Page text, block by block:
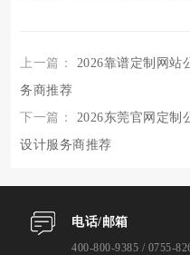
上一篇： 2026靠谱定制网站
务商推荐
下一篇： 2026东莞官网定制
设计服务商推荐
电话/邮箱
400-800-9385 / 0755-